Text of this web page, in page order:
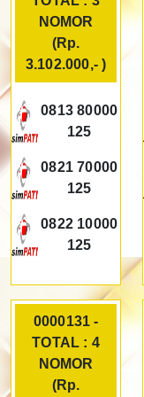
NOMOR
(Rp.
3.102.000,- )
0813 80000
125
0821 70000
125
0822 10000
125
0000131 -
TOTAL : 4
NOMOR
(Rp.